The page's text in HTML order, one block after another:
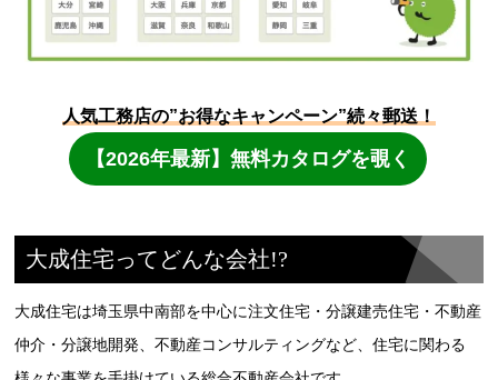
大成住宅ってどんな会社!?
大成住宅は埼玉県中南部を中心に注文住宅・分譲建売住宅・不動産
仲介・分譲地開発、不動産コンサルティングなど、住宅に関わる